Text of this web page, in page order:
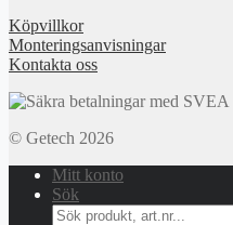
Köpvillkor
Monteringsanvisningar
Kontakta oss
© Getech 2026
Mitt konto
Sök
Search